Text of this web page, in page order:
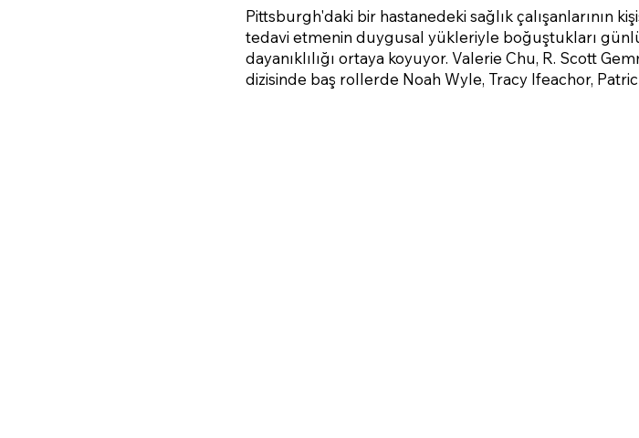
Pittsburgh'daki bir hastanedeki sağlık çalışanlarının
tedavi etmenin duygusal yükleriyle boğuştukları
dayanıklılığı ortaya koyuyor. Valerie Chu, R. Scott
dizisinde baş rollerde Noah Wyle, Tracy Ifeachor,